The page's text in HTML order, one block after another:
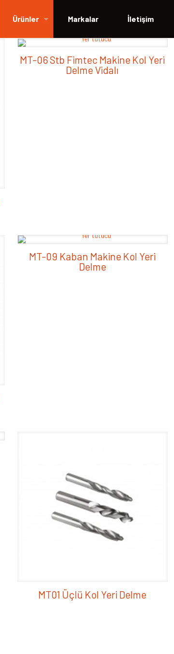
Ürünler Markalar İletişim
MT-06 Stb Fimtec Makine Kol Yeri
Delme Vidalı
MT-09 Kaban Makine Kol Yeri
Delme
MT01 Üçlü Kol Yeri Delme